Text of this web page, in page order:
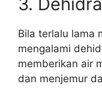
Bila terlalu lama
mengalami
memberikan air
dan menjemur